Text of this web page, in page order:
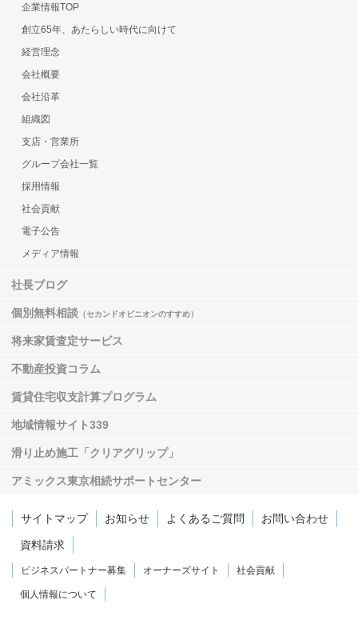
企業情報TOP
創立65年、あたらしい時代に向けて
経営理念
会社概要
会社沿革
組織図
支店・営業所
グループ会社一覧
採用情報
社会貢献
電子公告
メディア情報
社長ブログ
個別無料相談 （セカンドオピニオンのすすめ）
将来家賃査定サービス
不動産投資コラム
賃貸住宅収支計算プログラム
地域情報サイト339
滑り止め施工「クリアグリップ」
アミックス東京相続サポートセンター
サイトマップ お知らせ よくあるご質問 お問い合わせ
資料請求
ビジネスパートナー募集 オーナーズサイト 社会貢献
個人情報について